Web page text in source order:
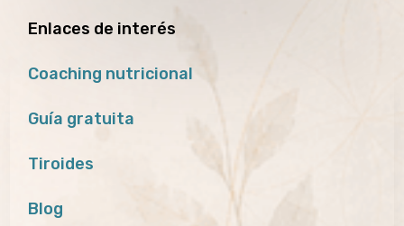
Enlaces de interés
Coaching nutricional
Guía gratuita
Tiroides
Blog